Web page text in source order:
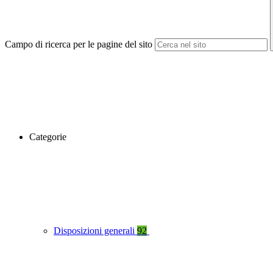
Campo di ricerca per le pagine del sito
Categorie
Disposizioni generali 92